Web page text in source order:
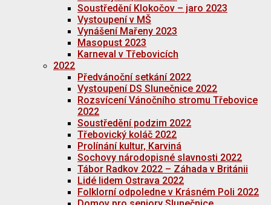
Soustředění Klokočov – jaro 2023
Vystoupení v MŠ
Vynášení Mařeny 2023
Masopust 2023
Karneval v Třebovicích
2022
Předvánoční setkání 2022
Vystoupení DS Slunečnice 2022
Rozsvícení Vánočního stromu Třebovice
2022
Soustředění podzim 2022
Třebovický koláč 2022
Prolínání kultur, Karviná
Sochovy národopisné slavnosti 2022
Tábor Radkov 2022 – Záhada v Británii
Lidé lidem Ostrava 2022
Folklorní odpoledne v Krásném Poli 2022